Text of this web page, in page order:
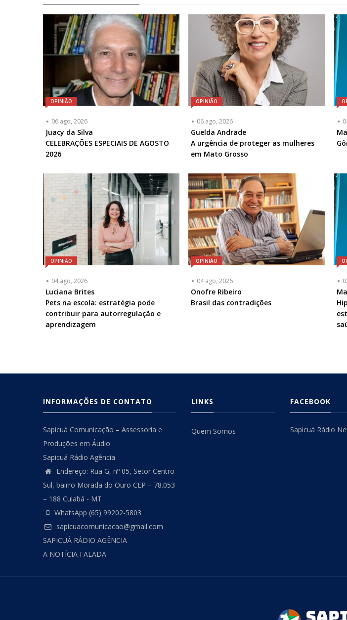
OPINIÃO
06 ago, 2026
Articulista
ou
Chamada
Opcional
Juacy da Silva
CELEBRAÇÕES ESPECIAIS DE AGOSTO
2026
OPINIÃO
06 ago, 2026
Articulista
ou
Chamada
Opcional
Guelda Andrade
A urgência de proteger as mulheres
em Mato Grosso
ou
OPINIÃO
04 ago, 2026
Articulista
ou
Chamada
-
Luciana Brites
Pets na escola: estratégia pode
contribuir para autorregulação e
aprendizagem
OPINIÃO
04 ago, 2026
Articulista
ou
Onofre Ribeiro
Brasil das contradições
ou
-
INFORMAÇÕES DE CONTATO
Sapicuá Comunicação – Assessoria e
Produções em Áudio
Sapicuá Rádio Agência
Endereço: Rua G, nº 05, Setor Centro
Sul, bairro Morada do Ouro CEP – 78.053
– 188 Cuiabá - MT
WhatsApp (65) 99202-5803
sapicuacomunicacao@gmail.com
SAPICUÁ RÁDIO AGÊNCIA
A NOTÍCIA FALADA
LINKS
Quem Somos
FACEBOOK
Sapicuá Rádio